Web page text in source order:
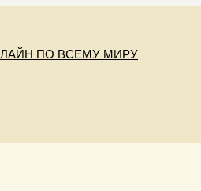
ПО ВСЕМУ МИРУ